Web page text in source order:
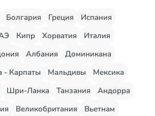
Болгария Греция
Испания
Кипр Хорватия
Италия
Албания
Доминикана
- Карпаты Мальдивы
Мексика
Шри-Ланка Танзания
Андорра
Великобритания
Вьетнам